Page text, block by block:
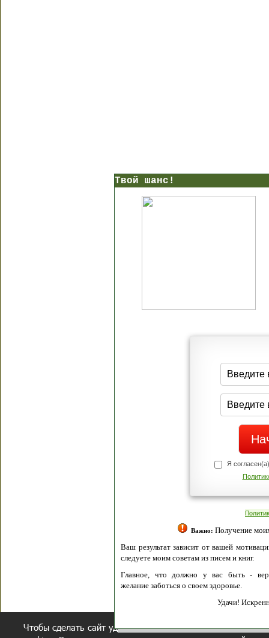
Твой шанс!
Я
Важно: Получение
Ваш результат зависит от вашей
следуете моим советам из писем и книг.
Главное, что должно у вас быть -
желание заботься о своем здоровье.
Удачи!
Чтобы сделать сайт удобнее, осуществляется обработка